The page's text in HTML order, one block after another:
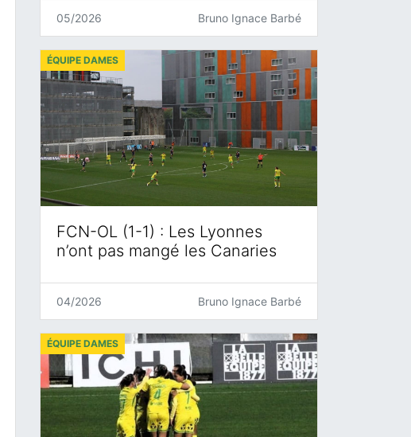
05/2026 Bruno Ignace Barbé
FCN-OL (1-1) : Les Lyonnes
n’ont pas mangé les Canaries
ÉQUIPE DAMES
04/2026 Bruno Ignace Barbé
ÉQUIPE DAMES